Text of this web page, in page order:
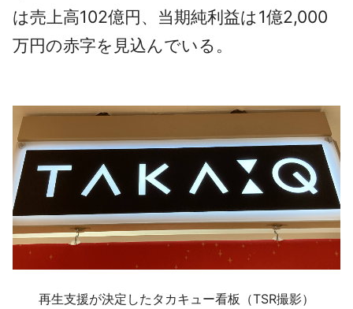
は売上高102億円、当期純利益は1億2,000
万円の赤字を見込んでいる。
再生支援が決定したタカキュー看板（TSR撮影）